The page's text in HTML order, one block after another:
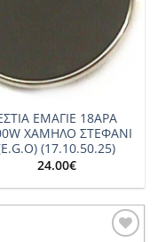
ΕΜΑΓΙΕ 18ΑΡΑ
ΧΑΜΗΛΟ ΣΤΕΦΑΝΙ
(17.10.50.25)
24.00€